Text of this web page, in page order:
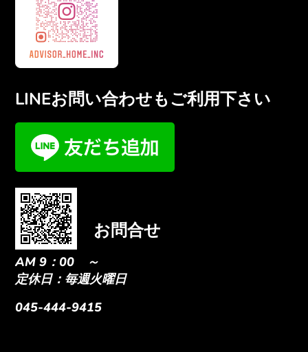
LINEお問い合わせもご利用下さい
お問合せ
AM 9：00 ～
定休日：毎週火曜日
045-444-9415